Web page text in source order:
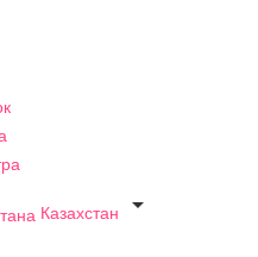
Казахстан
